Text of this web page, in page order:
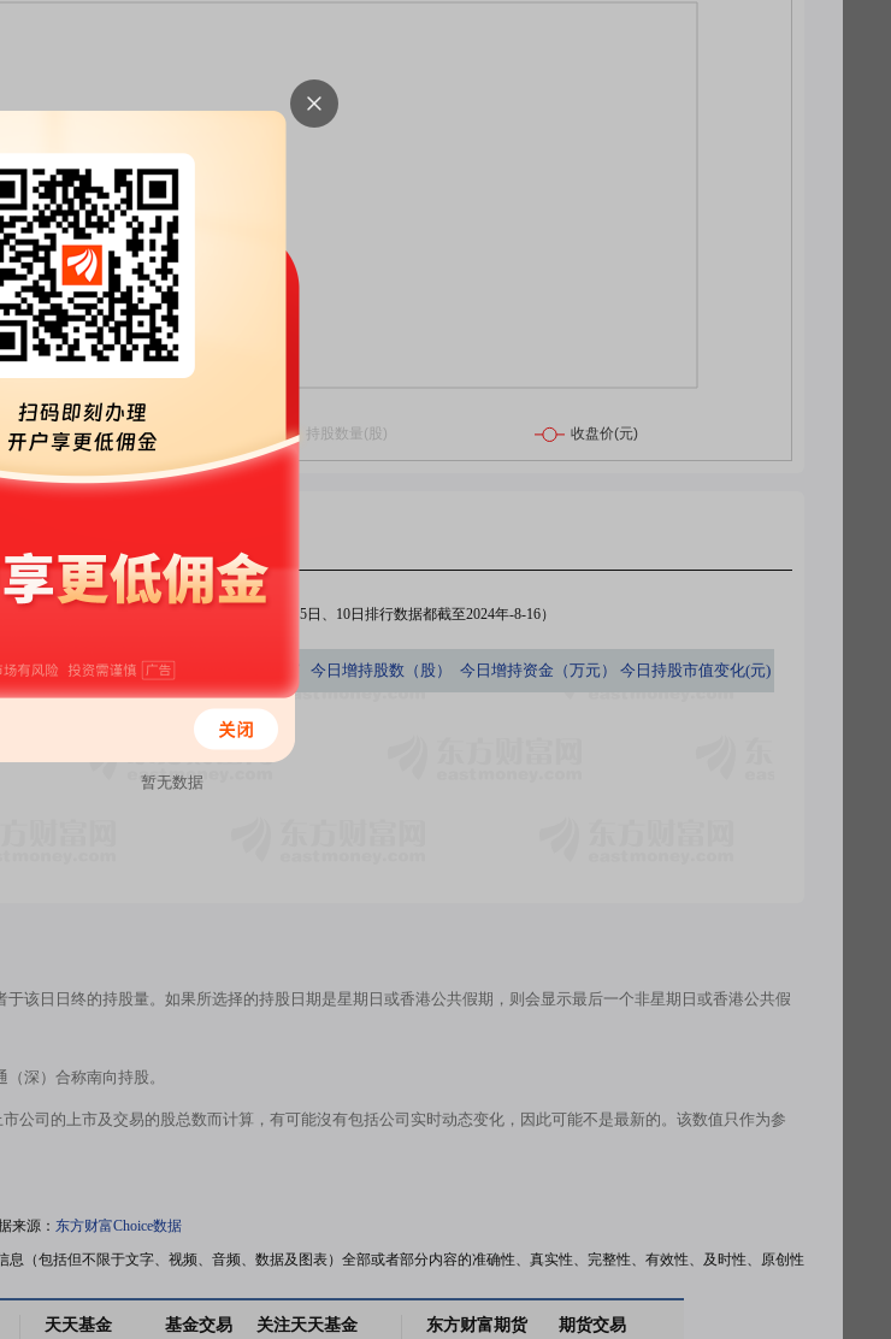
（注：今日、3日、5日、10日排行数据都截至2024年-8-16）
持股市值(元)
持股数量占A股百分比
今日 增持股数（股） 今日 增持资金（万元） 今日 持股市值变化(元)
暂无数据
该日日终的持股量。如果所选择的持股日期是星期日或香港公共假期，则会显示最后一个非星期日或香港公共假
深）合称南向持股。
公司的上市及交易的股总数而计算，有可能沒有包括公司实时动态变化，因此可能不是最新的。该数值只作为参
来源： 东方财富Choice数据
（包括但不限于文字、视频、音频、数据及图表）全部或者部分内容的准确性、真实性、完整性、有效性、及时性、原创性
天天基金 基金交易 关注天天基金 东方财富期货 期货交易